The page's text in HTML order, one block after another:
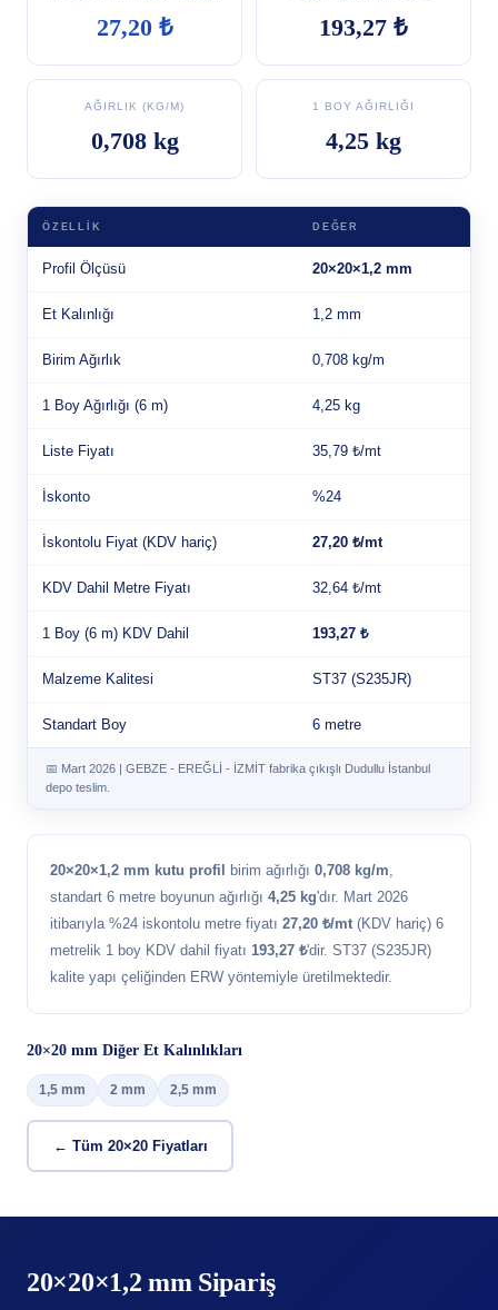
27,20 ₺ 193,27 ₺
AĞIRLIK (KG/M)
0,708 kg
1 BOY AĞIRLIĞI
4,25 kg
ÖZELLIK DEĞER
Profil Ölçüsü 20×20×1,2 mm
Et Kalınlığı 1,2 mm
Birim Ağırlık 0,708 kg/m
1 Boy Ağırlığı (6 m) 4,25 kg
Liste Fiyatı 35,79 ₺/mt
İskonto %24
İskontolu Fiyat (KDV hariç) 27,20 ₺/mt
KDV Dahil Metre Fiyatı 32,64 ₺/mt
1 Boy (6 m) KDV Dahil 193,27 ₺
Malzeme Kalitesi ST37 (S235JR)
Standart Boy 6 metre
📅 Mart 2026 | GEBZE - EREĞLİ - İZMİT fabrika çıkışlı Dudullu İstanbul
depo teslim.
20×20×1,2 mm kutu profil birim ağırlığı 0,708 kg/m,
standart 6 metre boyunun ağırlığı 4,25 kg'dır. Mart 2026
itibarıyla %24 iskontolu metre fiyatı 27,20 ₺/mt (KDV hariç) 6
metrelik 1 boy KDV dahil fiyatı 193,27 ₺'dir. ST37 (S235JR)
kalite yapı çeliğinden ERW yöntemiyle üretilmektedir.
20×20 mm Diğer Et Kalınlıkları
1,5 mm 2 mm 2,5 mm
← Tüm 20×20 Fiyatları
20×20×1,2 mm Sipariş